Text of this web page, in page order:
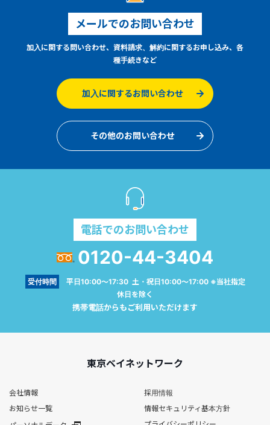
メールでのお問い合わせ
加入に関する問い合わせ、資料請求、解約に関するお申し込み、各
種手続きなど
加入に関するお問い合わせ
その他のお問い合わせ
電話でのお問い合わせ
0120-44-3404
受付時間
平日10:00～17:30 土・祝日10:00～17:00 ※当社指定
休日を除く
携帯電話からもご利用いただけます
東京ベイネットワーク
会社情報
採用情報
お知らせ一覧
情報セキュリティ基本方針